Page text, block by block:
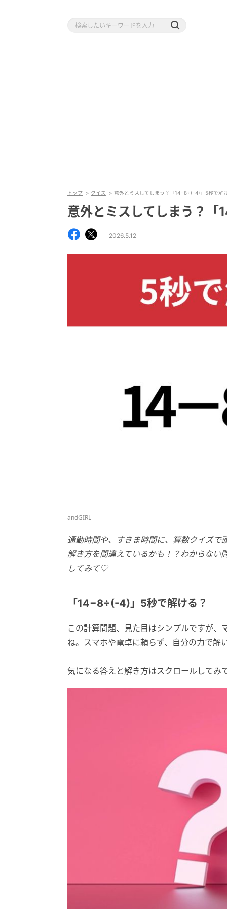
トップ クイズ 意外とミスしてしまう？「14−8÷(-4)」5秒で解
意外とミスしてしまう？
2026.5.12
andGIRL
通勤時間や、すきま時間に、算数クイズで
解き方を間違えているかも！？わからない
してみて♡
「14−8÷(-4)」5秒で解ける？
この計算問題、見た目はシンプルですが
ね。スマホや電卓に頼らず、自分の力で解
気になる答えと解き方はスクロールしてみ